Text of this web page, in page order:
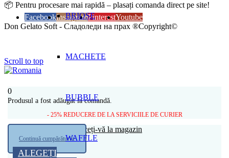
BRIOȘE
MACHETE
BUBBLE
WAFFLE
📦 Pentru procesare mai rapidă – plasați comanda direct pe site!
FacebookInstagramPinterestYoutube
Don Gelato Soft - Сладоледи на прах ®Copyright©
Scroll to top
0
Produsul a fost adăugat la comandă.
- 25% REDUCERE DE LA SERVICIILE DE CURIER
Întoarceți-vă la magazin
Continuă cumpărăturile
ALEGEȚI